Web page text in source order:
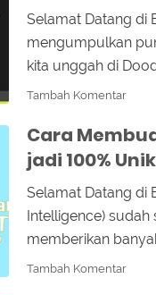
Selamat Datang di
mengumpulkan
kita unggah di
Tambah Komentar
Cara
jadi 100% Unik
Selamat Datang di
Intelligence)
memberikan
Tambah Komentar